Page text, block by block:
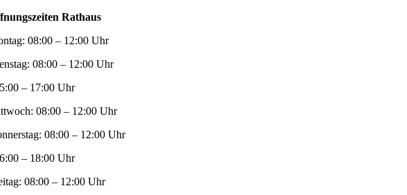
Rathaus
08:00 – 12:00 Uhr
08:00 – 12:00 Uhr
– 17:00 Uhr
08:00 – 12:00 Uhr
08:00 – 12:00 Uhr
– 18:00 Uhr
08:00 – 12:00 Uhr